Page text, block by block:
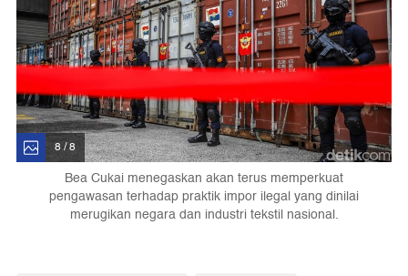
8 / 8
Bea Cukai menegaskan akan terus memperkuat
pengawasan terhadap praktik impor ilegal yang dinilai
merugikan negara dan industri tekstil nasional.